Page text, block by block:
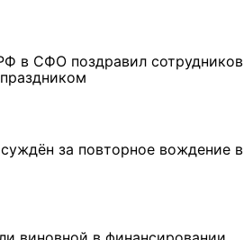
в СФО поздравил сотрудников
за повторное вождение в